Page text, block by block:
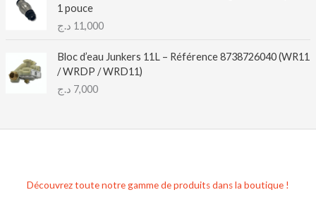
1 pouce
11,000 د.ج
Bloc d’eau Junkers 11L – Référence 8738726040 (WR11
/ WRDP / WRD11)
7,000 د.ج
Découvrez toute notre gamme de produits dans la boutique !